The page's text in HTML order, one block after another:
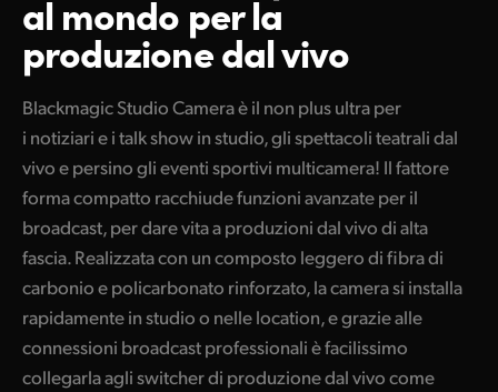
Finland
France
Germany
Hong Kong SAR, China
India
Italia
Korea
al mondo per la
produzione dal vivo
Blackmagic Studio Camera è il non plus ultra per
i notiziari e i talk show in studio, gli spettacoli teatrali dal
vivo e persino gli eventi sportivi multicamera! Il fattore
forma compatto racchiude funzioni avanzate per il
broadcast, per dare vita a produzioni dal vivo di alta
fascia. Realizzata con un composto leggero di fibra di
carbonio e policarbonato rinforzato, la camera si installa
rapidamente in studio o nelle location, e grazie alle
connessioni broadcast professionali è facilissimo
collegarla agli switcher di produzione dal vivo come